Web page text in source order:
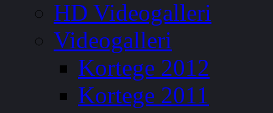
HD Videogalleri
Videogalleri
Kortege 2012
Kortege 2011